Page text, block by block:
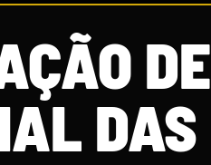
DE
DAS